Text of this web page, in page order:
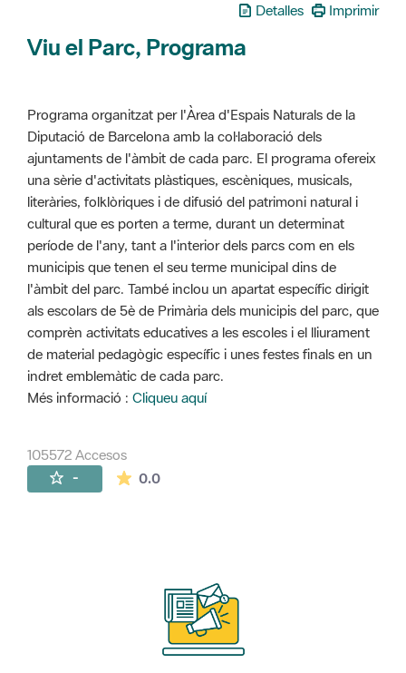
Detalles Imprimir
Viu el Parc, Programa
Programa organitzat per l'Àrea d'Espais Naturals de la
Diputació de Barcelona amb la col·laboració dels
ajuntaments de l'àmbit de cada parc. El programa ofereix
una sèrie d'activitats plàstiques, escèniques, musicals,
literàries, folklòriques i de difusió del patrimoni natural i
cultural que es porten a terme, durant un determinat
període de l'any, tant a l'interior dels parcs com en els
municipis que tenen el seu terme municipal dins de
l'àmbit del parc. També inclou un apartat específic dirigit
als escolars de 5è de Primària dels municipis del parc, que
comprèn activitats educatives a les escoles i el lliurament
de material pedagògic específic i unes festes finals en un
indret emblemàtic de cada parc.
Més informació : Cliqueu aquí
105572 Accesos
- 0.0La valoración media es de 0 estrellas de